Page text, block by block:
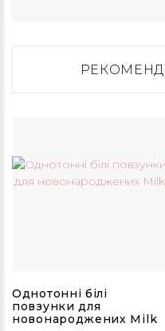
Однотонні білі
повзунки для
новонароджених Milk